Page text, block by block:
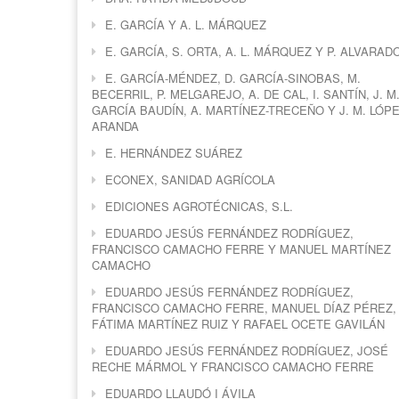
E. GARCÍA Y A. L. MÁRQUEZ
E. GARCÍA, S. ORTA, A. L. MÁRQUEZ Y P.
E. GARCÍA-MÉNDEZ, D. GARCÍA-SINOBAS, M.
BECERRIL, P. MELGAREJO, A. DE CAL, I. SANTÍN, J. M.
GARCÍA BAUDÍN, A. MARTÍNEZ-TRECEÑO Y J. M.
ARANDA
E. HERNÁNDEZ SUÁREZ
ECONEX, SANIDAD AGRÍCOLA
EDICIONES AGROTÉCNICAS, S.L.
EDUARDO JESÚS FERNÁNDEZ RODRÍGUEZ,
FRANCISCO CAMACHO FERRE Y MANUEL MARTÍNEZ
CAMACHO
EDUARDO JESÚS FERNÁNDEZ RODRÍGUEZ,
FRANCISCO CAMACHO FERRE, MANUEL DÍAZ PÉREZ,
FÁTIMA MARTÍNEZ RUIZ Y RAFAEL OCETE GAVILÁN
EDUARDO JESÚS FERNÁNDEZ RODRÍGUEZ, JOSÉ
RECHE MÁRMOL Y FRANCISCO CAMACHO FERRE
EDUARDO LLAUDÓ I ÁVILA